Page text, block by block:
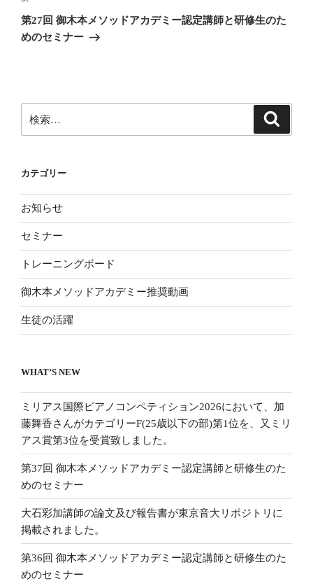
ゲ
ー
の
投
第27回 御木本メソッドアカデミー認定講師と研修生のた
めのセミナー
索:
カテゴリー
お知らせ
セミナー
トレーニングボード
御木本メソッドアカデミー推奨動画
生徒の活躍
WHAT’S NEW
ミリアス国際ピアノコンペティション2026において、加
藤舞香さんがカテゴリーF(25歳以下の部)第1位を、又ミリ
アス賞第3位を受賞致しました。
第37回 御木本メソッドアカデミー認定講師と研修生のた
めのセミナー
大石彩加講師の論文及び報告書が東京音大リポジトリに
掲載されました。
第36回 御木本メソッドアカデミー認定講師と研修生のた
めのセミナー